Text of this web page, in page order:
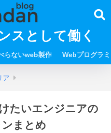
スとして働く
らないweb製作 Webプログラ
ア
たいエンジニアの
まとめ